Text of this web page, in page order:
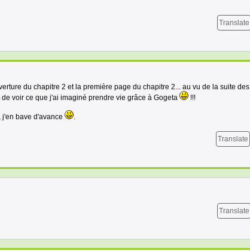
Translate
du chapitre 2 et la première page du chapitre 2... au vu de la suite des
voir ce que j'ai imaginé prendre vie grâce à Gogeta
!!!
j'en bave d'avance .
Translate
Translate